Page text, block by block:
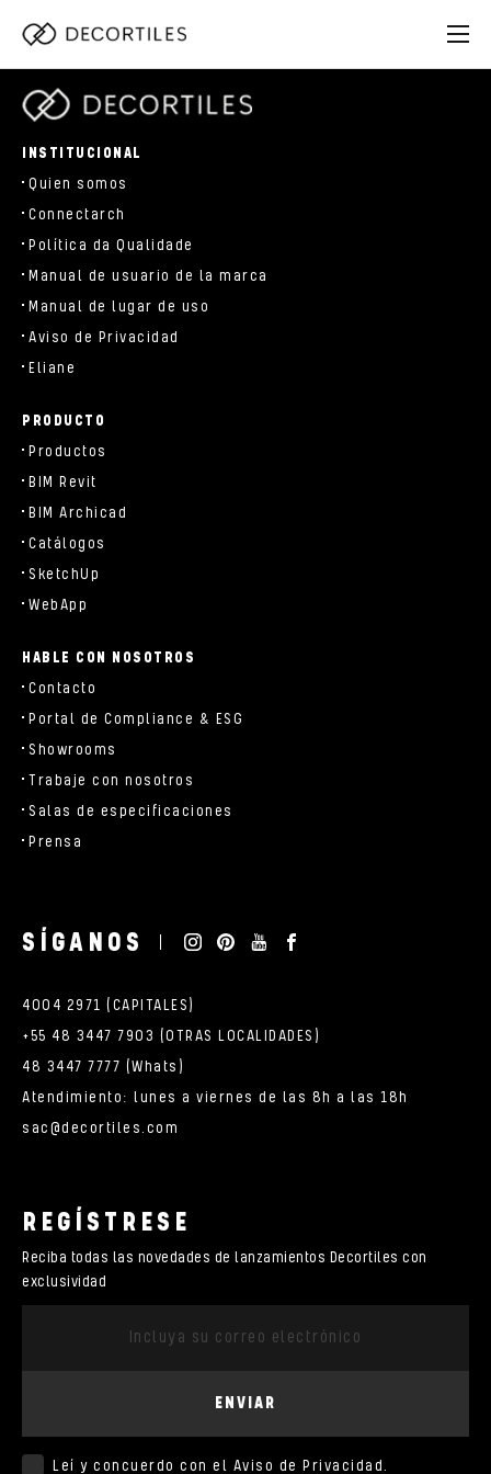
INSTITUCIONAL
Quien somos
Connectarch
Política da Qualidade
Manual de usuario de la marca
Manual de lugar de uso
Aviso de Privacidad
Eliane
PRODUCTO
Productos
BIM Revit
BIM Archicad
Catálogos
SketchUp
WebApp
HABLE CON NOSOTROS
Contacto
Portal de Compliance & ESG
Showrooms
Trabaje con nosotros
Salas de especificaciones
Prensa
SÍGANOS
4004 2971 (CAPITALES)
+55 48 3447 7903 (OTRAS LOCALIDADES)
48 3447 7777 (Whats)
Atendimiento: lunes a viernes de las 8h a las 18h
sac@decortiles.com
REGÍSTRESE
Reciba todas las novedades de lanzamientos Decortiles con
exclusividad
ENVIAR
Leí y concuerdo con el Aviso de Privacidad.